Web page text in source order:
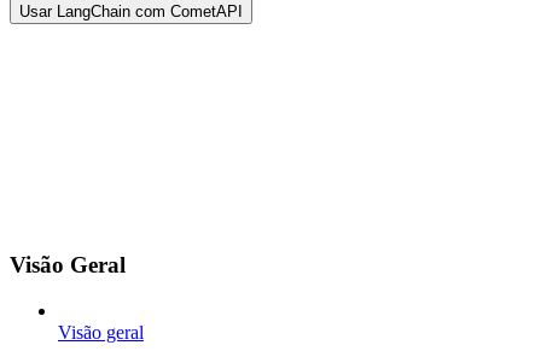
Usar LangChain com CometAPI
Visão Geral
Visão geral